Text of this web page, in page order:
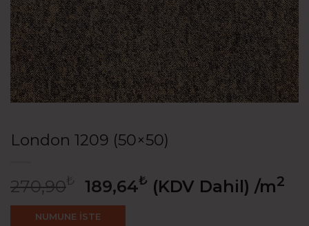
London 1209 (50×50)
270,90₺
Orijinal
fiyat:
270,90₺.
189,64₺ Şu
andaki
(KDV Dahil) /m2
NUMUNE İSTE